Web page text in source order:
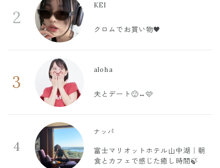
2
KEI
クロムでお買い物🖤
3
aloha
夫とデート🙂‍↔️🩷
4
ナッパ
富士マリオットホテル山中湖｜朝
食とカフェで感じた癒し時間🍃